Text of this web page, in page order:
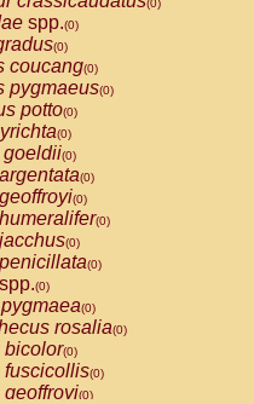
(0)
spp.(0)
(0)
coucang(0)
pygmaeus(0)
potto(0)
(0)
goeldii(0)
(0)
(0)
(0)
(0)
(0)
(0)
(0)
rosalia(0)
bicolor(0)
fuscicollis(0)
(0)